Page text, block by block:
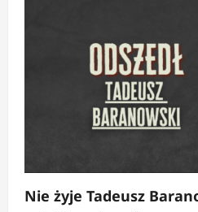
Nie żyje Tadeusz